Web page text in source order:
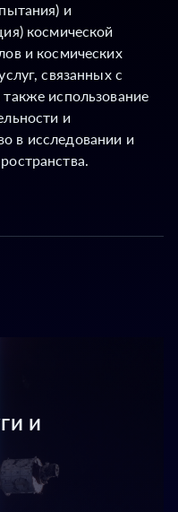
и
космической
и космических
связанных с
использование
и
в исследовании и
и